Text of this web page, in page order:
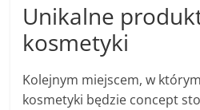
Unikalne
kosmetyki
Kolejnym miejscem, w
kosmetyki będzie concept